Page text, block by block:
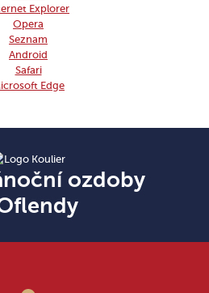
Explorer
Opera
Seznam
Android
Safari
Edge
ozdoby